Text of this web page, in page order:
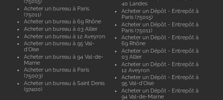
Acheter un bureau à Paris
(75011)
Acheter un bureau à 69 Rhône
Acheter un bureau à 03 Allier
Acheter un bureau à 12 Aveyron
Acheter un bureau à 95 Val-
d'Oise
Acheter un bureau à 94 Val-de-
Marne
Acheter un bureau à Paris
(75003)
Acheter un bureau à Saint Denis
(97400)
40 Landes
Acheter un Dépôt - Entrepôt à
Paris (75015)
Acheter un Dépôt - Entrepôt à
Paris (75011)
Acheter un Dépôt - Entrepôt à
69 Rhône
Acheter un Dépôt - Entrepôt à
03 Allier
Acheter un Dépôt - Entrepôt à
12 Aveyron
Acheter un Dépôt - Entrepôt à
95 Val-d'Oise
Acheter un Dépôt - Entrepôt à
94 Val-de-Marne